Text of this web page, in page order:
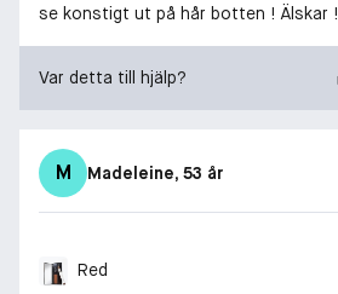
se konstigt ut på hår botten ! Älskar !
Var detta till hjälp?
M Madeleine, 53 år
Red